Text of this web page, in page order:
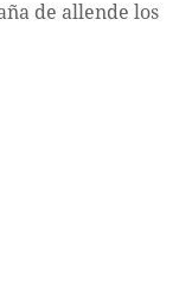
de allende los